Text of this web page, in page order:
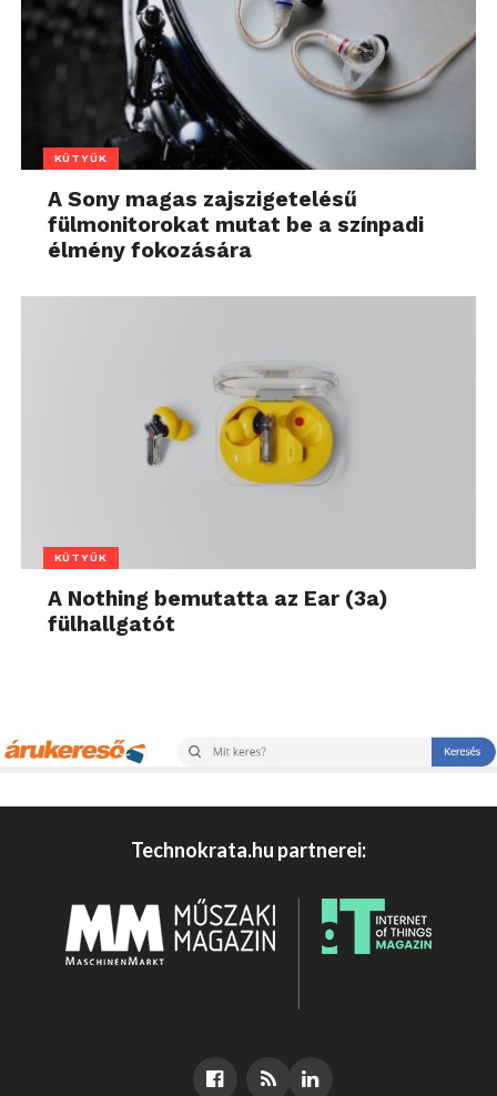
KÜTYÜK
A Sony magas zajszigetelésű
fülmonitorokat mutat be a színpadi
élmény fokozására
KÜTYÜK
A Nothing bemutatta az Ear (3a)
fülhallgatót
Technokrata.hu partnerei: